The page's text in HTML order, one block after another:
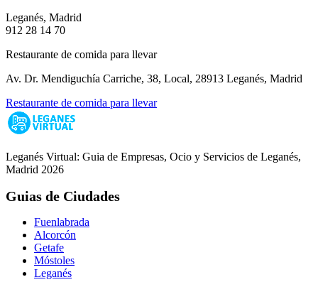
Leganés, Madrid
912 28 14 70
Restaurante de comida para llevar
Av. Dr. Mendiguchía Carriche, 38, Local, 28913 Leganés, Madrid
Restaurante de comida para llevar
Leganés Virtual: Guia de Empresas, Ocio y Servicios de Leganés,
Madrid 2026
Guias de Ciudades
Fuenlabrada
Alcorcón
Getafe
Móstoles
Leganés